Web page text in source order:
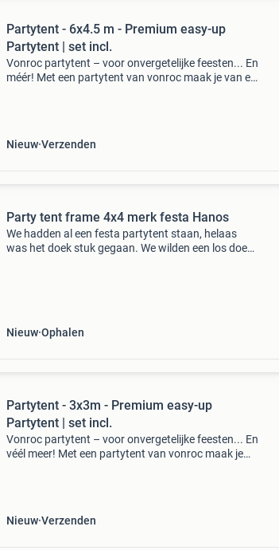
Partytent - 6x4.5 m - Premium easy-up
Partytent | set incl.
Vonroc partytent – voor onvergetelijke feesten... En
méér! Met een partytent van vonroc maak je van elk
Nieuw Verzenden
Party tent frame 4x4 merk festa Hanos
We hadden al een festa partytent staan, helaas
was het doek stuk gegaan. We wilden een los doek
Nieuw Ophalen
Partytent - 3x3m - Premium easy-up
Partytent | set incl.
Vonroc partytent – voor onvergetelijke feesten... En
véél meer! Met een partytent van vonroc maak je
Nieuw Verzenden